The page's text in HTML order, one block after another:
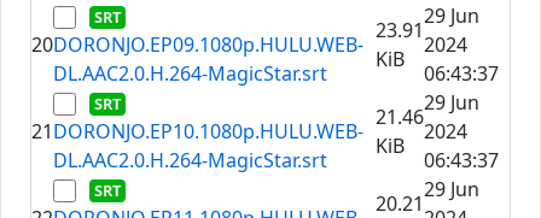
20DORONJO.EP09.1080p.HULU.WEB-
DL.AAC2.0.H.264-MagicStar.srt
23.91
KiB
29 Jun
2024
06:43:37
21DORONJO.EP10.1080p.HULU.WEB-
DL.AAC2.0.H.264-MagicStar.srt
21.46
KiB
29 Jun
2024
06:43:37
20.21
29 Jun